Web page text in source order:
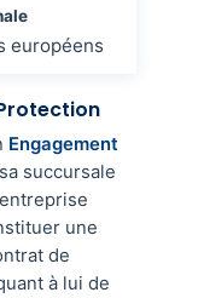
européens
Engagement
succursale
une
de
à lui de